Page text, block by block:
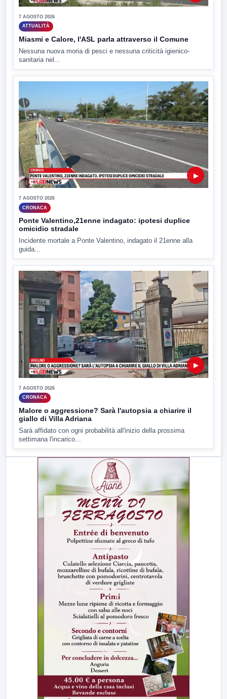
7 AGOSTO 2026
ATTUALITÀ
Miasmi e Calore, l'ASL parla attraverso il Comune
Nessuna nuova moria di pesci e nessuna criticità igienico-
sanitaria nel...
▶
7 AGOSTO 2026
CRONACA
Ponte Valentino,21enne indagato: ipotesi duplice
omicidio stradale
Incidente mortale a Ponte Valentino, indagato il 21enne alla
guida...
▶
7 AGOSTO 2026
CRONACA
Malore o aggressione? Sarà l'autopsia a chiarire il
giallo di Villa Adriana
Sarà affidato con ogni probabilità all'inizio della prossima
settimana l'incarico...